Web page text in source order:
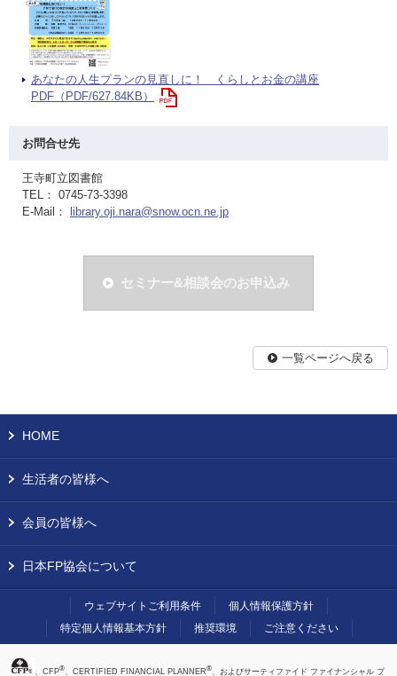
あなたの人生プランの見直しに！ くらしとお金の講座
PDF（PDF/627.84KB）
お問合せ先
王寺町立図書館
TEL： 0745-73-3398
E-Mail：
library.oji.nara@snow.ocn.ne.jp
セミナー&相談会のお申込み
一覧ページへ戻る
HOME
生活者の皆様へ
会員の皆様へ
日本FP協会について
ウェブサイトご利用条件
個人情報保護方針
特定個人情報基本方針
推奨環境 ご注意ください
、CFP® 、CERTIFIED FINANCIAL PLANNER® 、およびサーティファイド ファイナンシャル プ